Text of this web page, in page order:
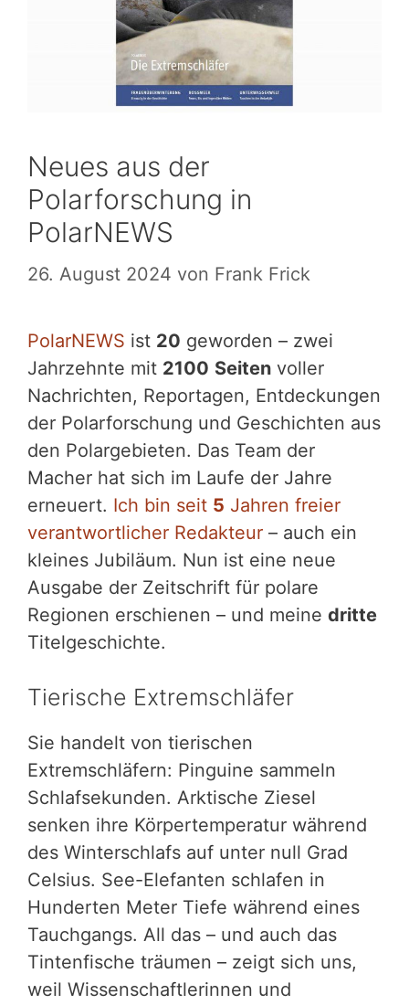
Neues aus der
Polarforschung in
PolarNEWS
26. August 2024 von Frank Frick
PolarNEWS ist 20 geworden – zwei
Jahrzehnte mit 2100 Seiten voller
Nachrichten, Reportagen, Entdeckungen
der Polarforschung und Geschichten aus
den Polargebieten. Das Team der
Macher hat sich im Laufe der Jahre
erneuert. Ich bin seit 5 Jahren freier
verantwortlicher Redakteur – auch ein
kleines Jubiläum. Nun ist eine neue
Ausgabe der Zeitschrift für polare
Regionen erschienen – und meine dritte
Titelgeschichte.
Tierische Extremschläfer
Sie handelt von tierischen
Extremschläfern: Pinguine sammeln
Schlafsekunden. Arktische Ziesel
senken ihre Körpertemperatur während
des Winterschlafs auf unter null Grad
Celsius. See-Elefanten schlafen in
Hunderten Meter Tiefe während eines
Tauchgangs. All das – und auch das
Tintenfische träumen – zeigt sich uns,
weil Wissenschaftlerinnen und